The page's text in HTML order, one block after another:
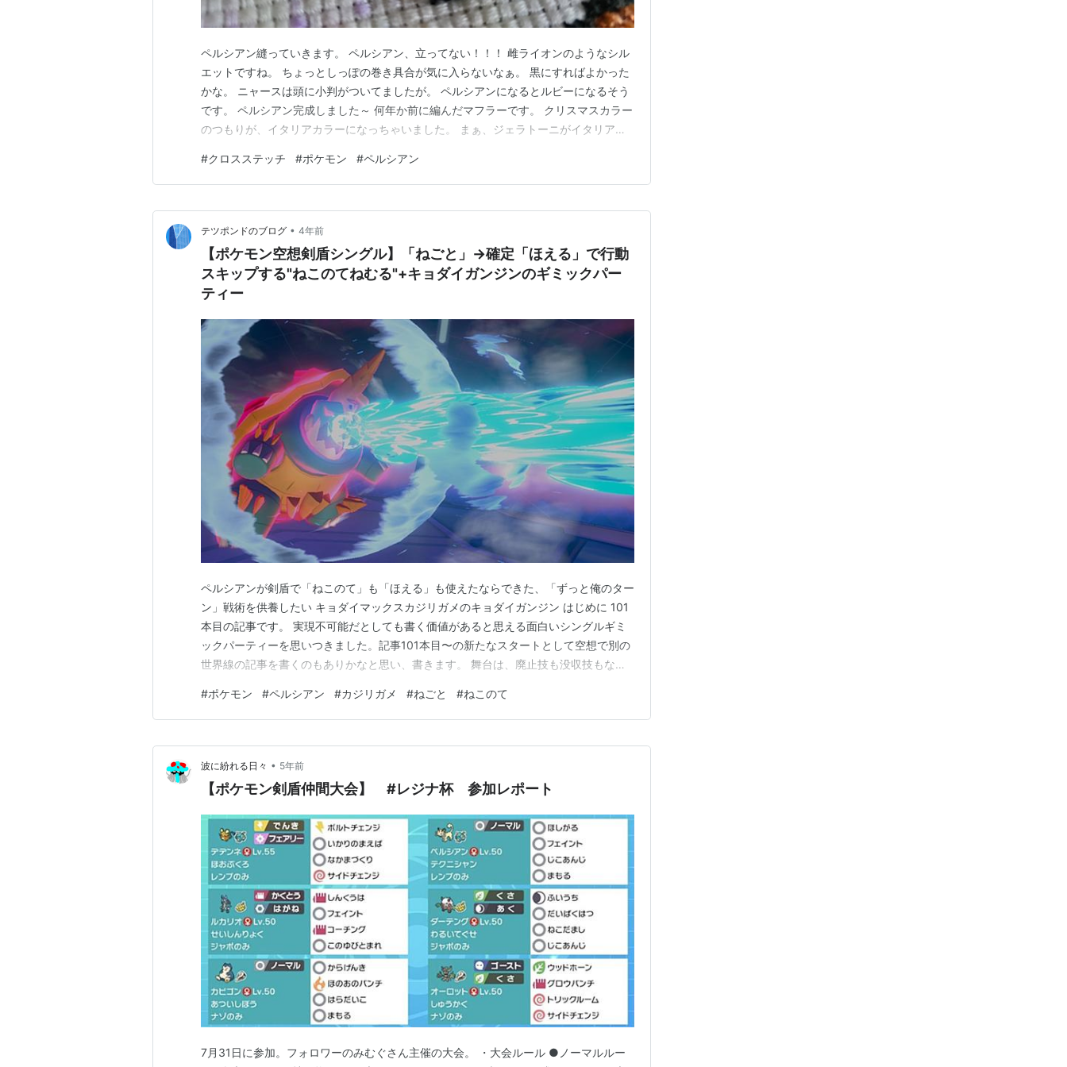
ペルシアン縫っていきます。 ペルシアン、立ってない！！！ 雌ライオンのようなシル
エットですね。 ちょっとしっぽの巻き具合が気に入らないなぁ。 黒にすればよかった
かな。 ニャースは頭に小判がついてましたが。 ペルシアンになるとルビーになるそう
です。 ペルシアン完成しました～ 何年か前に編んだマフラーです。 クリスマスカラー
のつもりが、イタリアカラーになっちゃいました。 まぁ、ジェラトーニがイタリア出
#クロスステッチ #ポケモン #ペルシアン
テツポンドのブログ • 4年前
【ポケモン空想剣盾シングル】「ねごと」→確定「ほえる」で行動
スキップする"ねこのてねむる"+キョダイガンジンのギミックパー
ティー
ペルシアンが剣盾で「ねこのて」も「ほえる」も使えたならできた、「ずっと俺のター
ン」戦術を供養したい キョダイマックスカジリガメのキョダイガンジン はじめに 101
本目の記事です。 実現不可能だとしても書く価値があると思える面白いシングルギミ
ックパーティーを思いつきました。記事101本目〜の新たなスタートとして空想で別の
世界線の記事を書くのもありかなと思い、書きます。 舞台は、廃止技も没収技もない
ルのとおり、"猫の手眠る"を介した、「寝言」からの確定「吠える」で相手の行動をス
キップするという戦術を、キョダイガンジンを添…
#ポケモン #ペルシアン #カジリガメ #ねごと #ねこのて
波に紛れる日々 • 5年前
【ポケモン剣盾仲間大会】 #レジナ杯 参加レポート
7月31日に参加。フォロワーのみむぐさん主催の大会。 ・大会ルール ●ノーマルルー